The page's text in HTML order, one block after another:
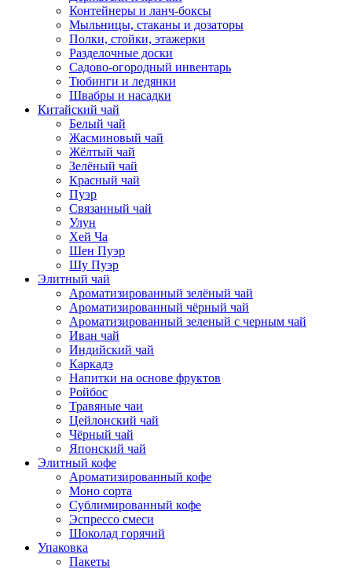
Контейнеры и ланч-боксы
Мыльницы, стаканы и дозаторы
Полки, стойки, этажерки
Разделочные доски
Садово-огородный инвентарь
Тюбинги и ледянки
Швабры и насадки
Китайский чай
Белый чай
Жасминовый чай
Жёлтый чай
Зелёный чай
Красный чай
Пуэр
Связанный чай
Улун
Хей Ча
Шен Пуэр
Шу Пуэр
Элитный чай
Ароматизированный зелёный чай
Ароматизированный чёрный чай
Ароматизированный зеленый с черным чай
Иван чай
Индийский чай
Каркадэ
Напитки на основе фруктов
Ройбос
Травяные чаи
Цейлонский чай
Чёрный чай
Японский чай
Элитный кофе
Ароматизированный кофе
Моно сорта
Сублимированный кофе
Эспрессо смеси
Шоколад горячий
Упаковка
Пакеты